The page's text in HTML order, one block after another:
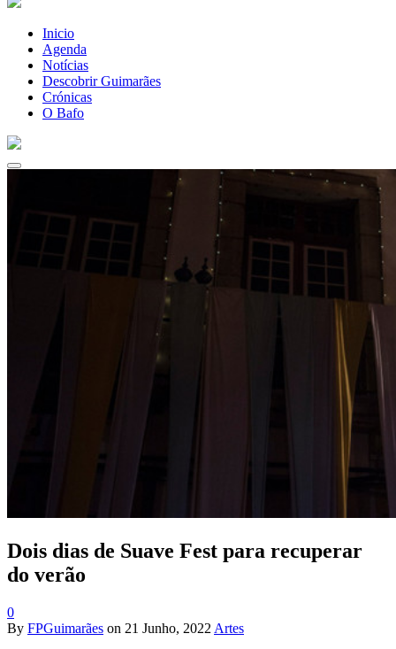
Inicio
Agenda
Notícias
Descobrir Guimarães
Crónicas
O Bafo
Dois dias de Suave Fest para recuperar
do verão
0
By FPGuimarães on 21 Junho, 2022 Artes